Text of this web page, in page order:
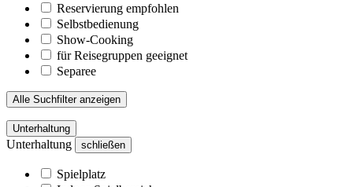
Reservierung empfohlen
Selbstbedienung
Show-Cooking
für Reisegruppen geeignet
Separee
Alle Suchfilter anzeigen
Unterhaltung
Unterhaltung schließen
Spielplatz